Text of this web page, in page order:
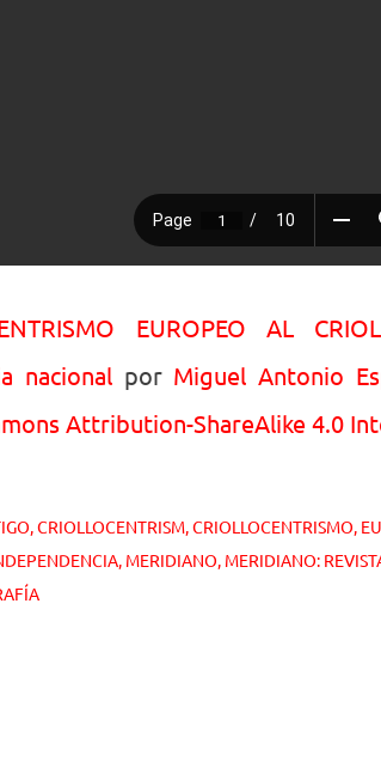
EUROPEO AL
nacionalpor Miguel Antonio
Attribution-ShareAlike 4.0
CRIOLLOCENTRISM CRIOLLOCENTRISMO
MERIDIANO MERIDIANO: